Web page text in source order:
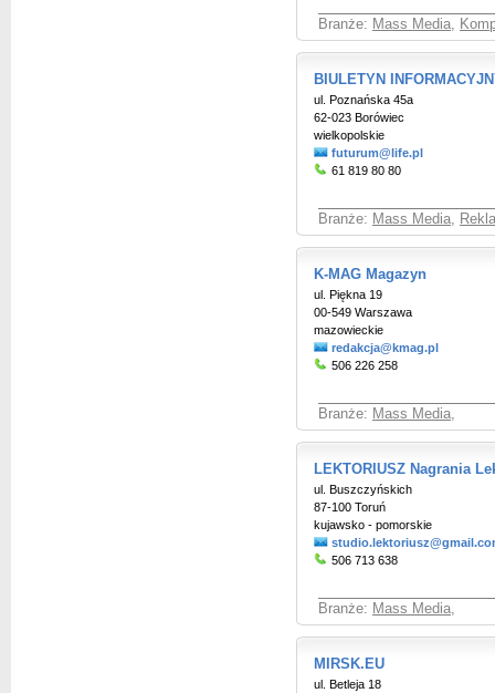
Branże: Mass Media,
BIULETYN
ul. Poznańska 45a
62-023 Borówiec
wielkopolskie
futurum@life.pl
61 819 80 80
Branże: Mass Media,
K-MAG Magazyn
ul. Piękna 19
00-549 Warszawa
mazowieckie
redakcja@kmag.pl
506 226 258
Branże: Mass Media,
LEKTORIUSZ Nagrania
ul. Buszczyńskich
87-100 Toruń
kujawsko - pomorskie
506 713 638
Branże: Mass Media,
MIRSK.EU
ul. Betleja 18